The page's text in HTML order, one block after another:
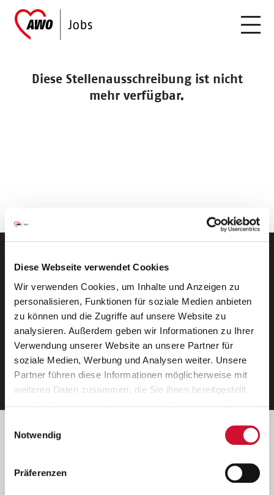
Diese Webseite verwendet Cookies
Wir verwenden Cookies, um Inhalte und Anzeigen zu
personalisieren, Funktionen für soziale Medien anbieten
zu können und die Zugriffe auf unsere Website zu
analysieren. Außerdem geben wir Informationen zu Ihrer
Verwendung unserer Website an unsere Partner für
soziale Medien, Werbung und Analysen weiter. Unsere
Partner führen diese Informationen möglicherweise mit
weiteren Daten zusammen, die Sie ihnen bereitgestellt
Wenn Sie auf „Cookies zulassen“ klicken, so stimmen
Sie der Speicherung sämtlicher Cookies zu. Sie können
Ihre Einwilligung selbstverständlich jederzeit widerrufen,
indem Sie die Cookie-Einstellungen aufrufen und diese
Notwendig
Präferenzen
Diese Stellenausschreibung ist nicht
mehr verfügbar.
Neue Stellen per E-Mail.
Ein kostenloser Service von AWO
Jobs.
E-Mail-Adresse eintragen
Betreiber der Webseite
Kantstraße 45a